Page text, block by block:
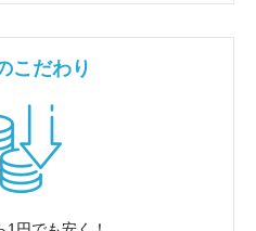
こだわり